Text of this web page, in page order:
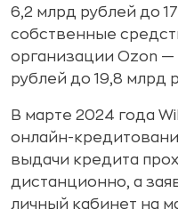
6,2 млрд рублей до
собственные
организации Ozon —
рублей до 19,8 млрд
В марте 2024 года
онлайн-
выдачи кредита
дистанционно, а
личный кабинет на